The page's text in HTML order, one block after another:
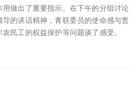
做出了重要指示。在下午的分组讨论
的讲话精神，青联委员的使命感与责
民工的权益保护等问题谈了感受。